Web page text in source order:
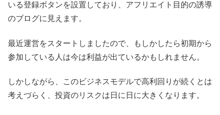
いる登録ボタンを設置しており、アフリエイト目的の誘導
のブログに見えます。
最近運営をスタートしましたので、もしかしたら初期から
参加している人は今は利益が出ているかもしれません。
しかしながら、このビジネスモデルで高利回りが続くとは
考えづらく、投資のリスクは日に日に大きくなります。